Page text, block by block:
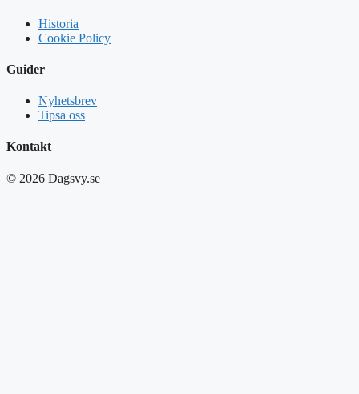
Historia
Cookie Policy
Guider
Nyhetsbrev
Tipsa oss
Kontakt
© 2026 Dagsvy.se